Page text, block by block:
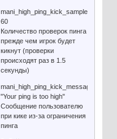
60
Количество проверок пинга
прежде чем игрок будет
кикнут (проверки
происходят раз в 1.5
секунды)
mani_high_ping_kick_message
"Your ping is too high"
Сообщение пользователю
при кике из-за ограничения
пинга